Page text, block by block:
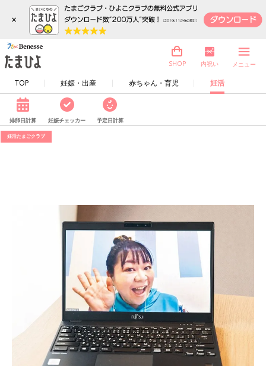
×
TOP 妊娠・出産 赤ちゃん・育児 妊活
SHOP 内祝い メニュー
排卵日計算 妊娠チェッカー 予定日計算
妊活たまごクラブ